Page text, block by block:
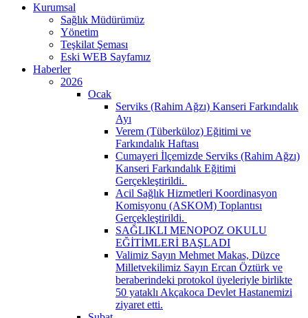
Kurumsal
Sağlık Müdürümüz
Yönetim
Teşkilat Şeması
Eski WEB Sayfamız
Haberler
2026
Ocak
Serviks (Rahim Ağzı) Kanseri Farkındalık
Ayı
Verem (Tüberküloz) Eğitimi ve
Farkındalık Haftası
Cumayeri İlçemizde Serviks (Rahim Ağzı)
Kanseri Farkındalık Eğitimi
Gerçekleştirildi. ​
Acil Sağlık Hizmetleri Koordinasyon
Komisyonu (ASKOM) Toplantısı
Gerçekleştirildi. ​
SAĞLIKLI MENOPOZ OKULU
EĞİTİMLERİ BAŞLADI
Valimiz Sayın Mehmet Makas, Düzce
Milletvekilimiz Sayın Ercan Öztürk ve
beraberindeki protokol üyeleriyle birlikte
50 yataklı Akçakoca Devlet Hastanemizi
ziyaret etti.